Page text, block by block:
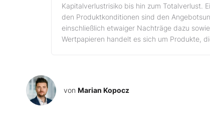
Kapitalverlustrisiko bis hin zum Totalverlust.
den Produktkonditionen sind den
einschließlich etwaiger Nachträge dazu
Wertpapieren handelt es sich um Produkte,
von Marian Kopocz